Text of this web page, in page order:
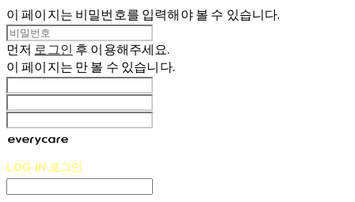
이 페이지는 비밀번호를 입력해야 볼 수 있습니다.
먼저 로그인 후 이용해주세요.
이 페이지는 만 볼 수 있습니다.
LOG IN 로그인